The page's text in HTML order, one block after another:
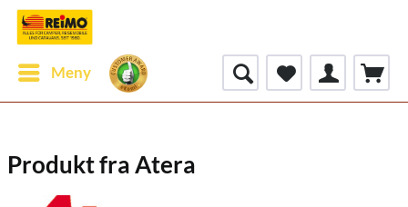
Meny
Produkt fra Atera